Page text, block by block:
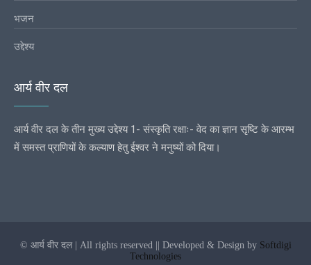
भजन
उद्देश्य
आर्य वीर दल
आर्य वीर दल के तीन मुख्य उद्देश्य 1- संस्कृति रक्षाः- वेद का ज्ञान सृष्टि के आरम्भ
में समस्त प्राणियों के कल्याण हेतु ईश्वर ने मनुष्यों को दिया।
© आर्य वीर दल | All rights reserved || Developed & Design by Softdigi
Technologies